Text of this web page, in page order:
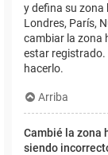
y defina su zona
Londres, París,
cambiar la zona
estar registrado.
hacerlo.
Arriba
Cambié la zona
siendo